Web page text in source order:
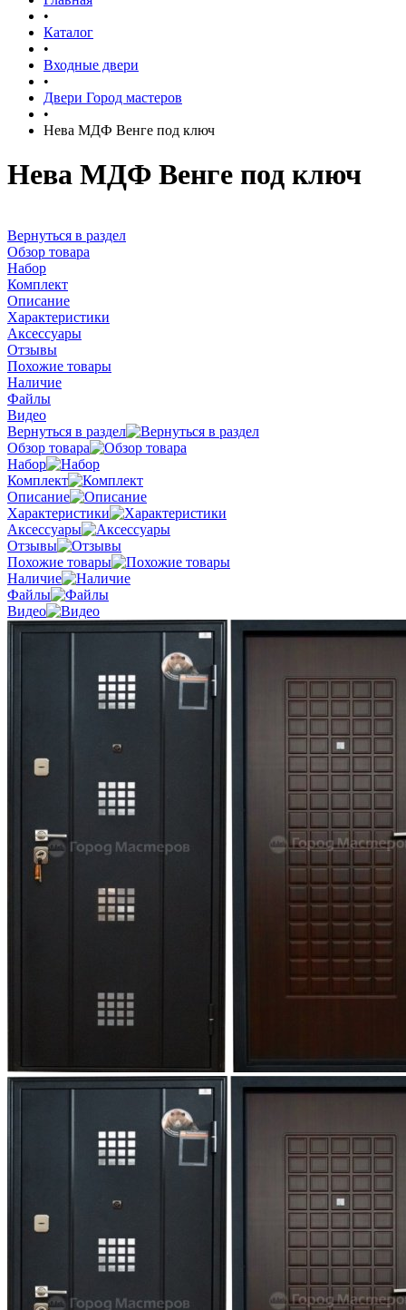
•
Каталог
•
Входные двери
•
Двери Город мастеров
•
Нева МДФ Венге под ключ
Нева МДФ Венге под ключ
Вернуться в раздел
Обзор товара
Набор
Комплект
Описание
Характеристики
Аксессуары
Отзывы
Похожие товары
Наличие
Файлы
Видео
Вернуться в раздел
Обзор товара
Набор
Комплект
Описание
Характеристики
Аксессуары
Отзывы
Похожие товары
Наличие
Файлы
Видео